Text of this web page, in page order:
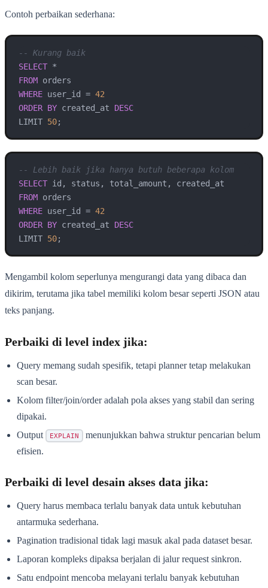
Contoh perbaikan sederhana:
-- Kurang baik
SELECT *
FROM
WHERE user_id = 42
ORDER BY created_at DESC
LIMIT 50;
-- Lebih baik jika hanya butuh beberapa kolom
SELECT
FROM
WHERE user_id = 42
ORDER BY created_at DESC
LIMIT 50;
Mengambil kolom seperlunya mengurangi data yang dibaca dan
dikirim, terutama jika tabel memiliki kolom besar seperti JSON atau
teks panjang.
Perbaiki di level index jika:
Query memang sudah spesifik, tetapi planner tetap melakukan
scan besar.
Kolom filter/join/order adalah pola akses yang stabil dan sering
dipakai.
Output
EXPLAIN
menunjukkan bahwa struktur pencarian belum
efisien.
Perbaiki di level desain akses data jika:
Query harus membaca terlalu banyak data untuk kebutuhan
antarmuka sederhana.
Pagination tradisional tidak lagi masuk akal pada dataset besar.
Laporan kompleks dipaksa berjalan di jalur request sinkron.
Satu endpoint mencoba melayani terlalu banyak kebutuhan